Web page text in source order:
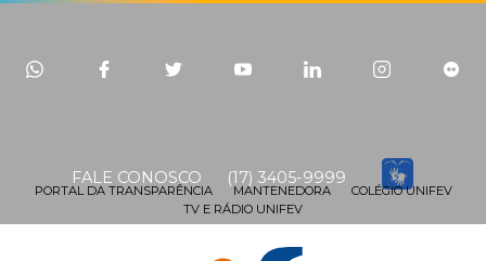
FALE CONOSCO (17) 3405-9999
PORTAL DA TRANSPARÊNCIA MANTENEDORA
COLÉGIO UNIFEV
TV E RÁDIO UNIFEV